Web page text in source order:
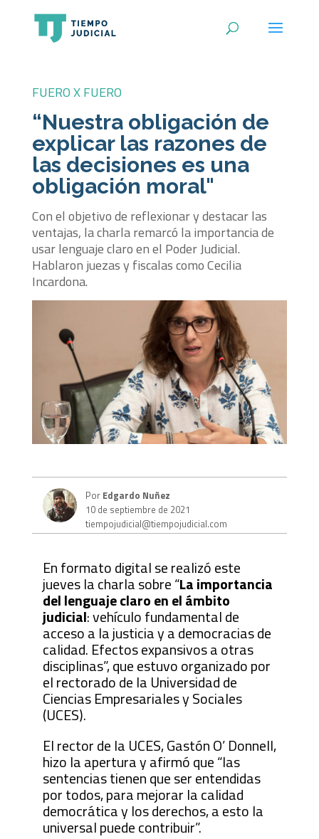
FUERO X FUERO
“Nuestra obligación de
explicar las razones de
las decisiones es una
obligación moral"
Con el objetivo de reflexionar y destacar las
ventajas, la charla remarcó la importancia de
usar lenguaje claro en el Poder Judicial.
Hablaron juezas y fiscalas como Cecilia
Incardona.
PorEdgardo Nuñez
10 de septiembre de 2021
tiempojudicial@tiempojudicial.com
En formato digital se realizó este
jueves la charla sobre “La importancia
del lenguaje claro en el ámbito
judicial: vehículo fundamental de
acceso a la justicia y a democracias de
calidad. Efectos expansivos a otras
disciplinas”, que estuvo organizado por
el rectorado de la Universidad de
Ciencias Empresariales y Sociales
(UCES).
El rector de la UCES, Gastón O’ Donnell,
hizo la apertura y afirmó que “las
sentencias tienen que ser entendidas
por todos, para mejorar la calidad
democrática y los derechos, a esto la
universal puede contribuir”.